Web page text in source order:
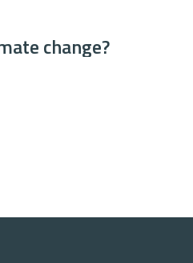
change?